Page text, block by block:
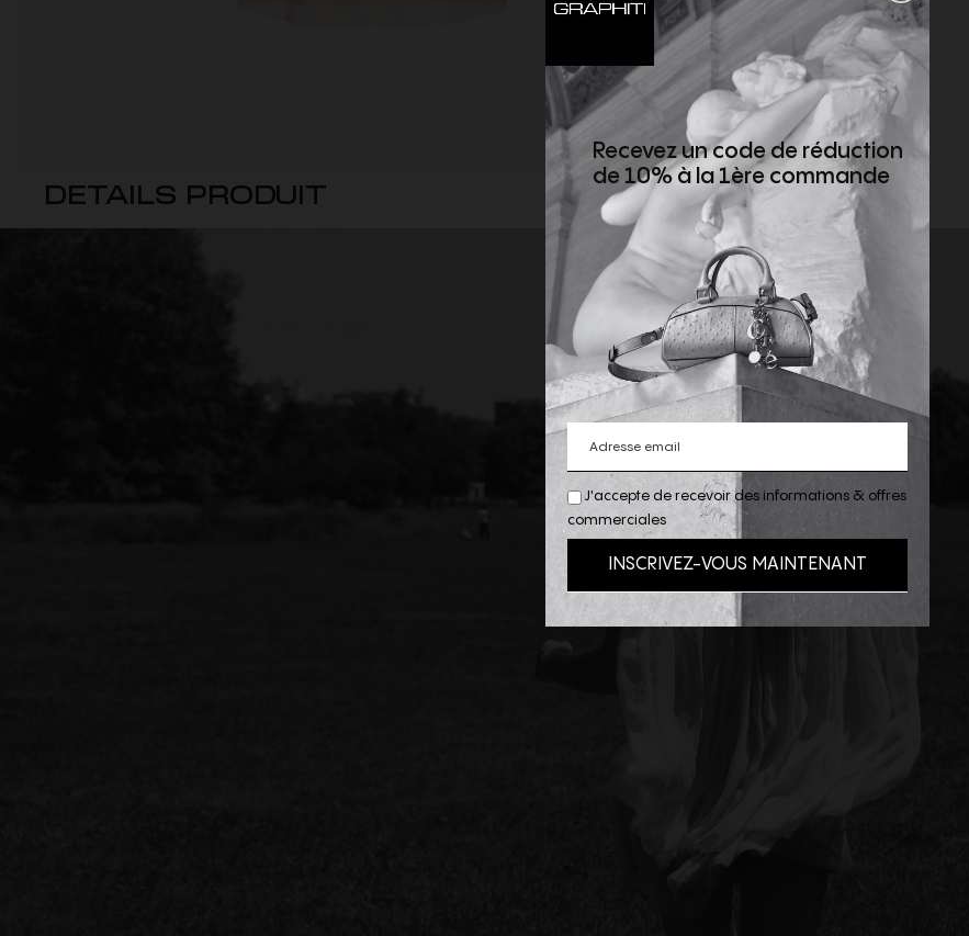
DETAILS PRODUIT
J'accepte de recevoir des informations & offres
commerciales
Recevez un code de réduction
de 10% à la 1ère commande